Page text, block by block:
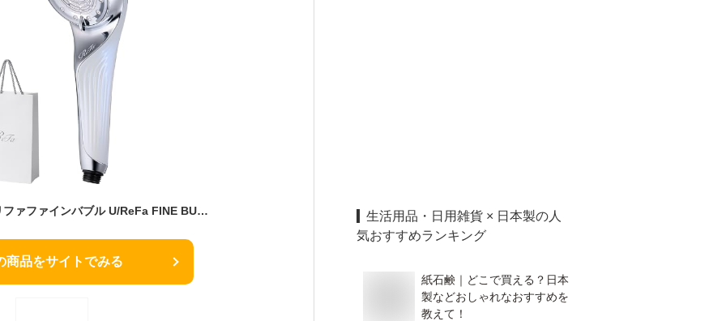
【公式ストア限定】リファファインバブル U/ReFa FINE BUBBLE U ホワイト ショッパー付き
商品をサイトでみる
生活用品・日用雑貨 × 日本製の人
気おすすめランキング
紙石鹸｜どこで買える？日本
製などおしゃれなおすすめを
教えて！